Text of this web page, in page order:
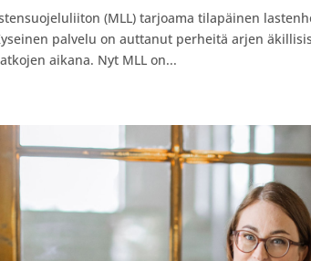
(MLL) tarjoama tilapäinen
palvelu on auttanut perheitä arjen
aikana. Nyt MLL on...